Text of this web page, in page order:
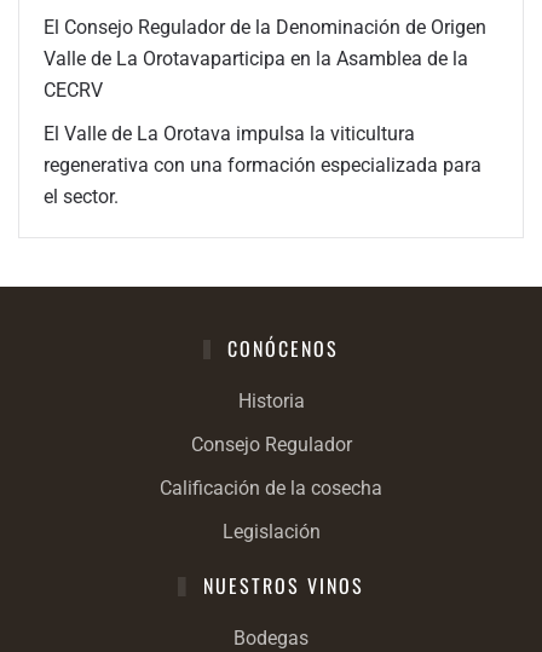
El Consejo Regulador de la Denominación de Origen
Valle de La Orotavaparticipa en la Asamblea de la
CECRV
El Valle de La Orotava impulsa la viticultura
regenerativa con una formación especializada para
el sector.
CONÓCENOS
Historia
Consejo Regulador
Calificación de la cosecha
Legislación
NUESTROS VINOS
Bodegas